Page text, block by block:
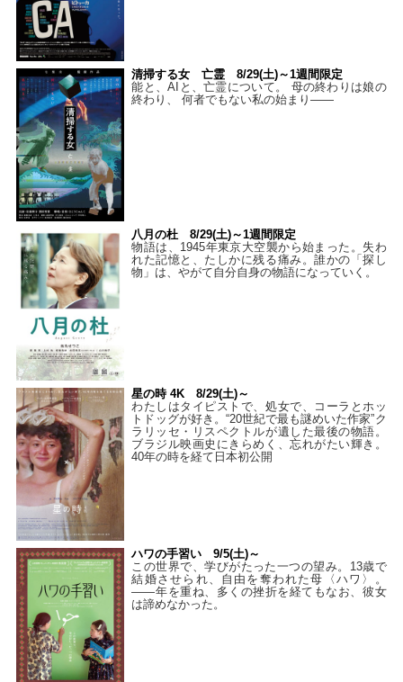
清掃する女 亡霊 8/29(土)～1週間限定
能と、AIと、亡霊について。 母の終わりは娘の
終わり、 何者でもない私の始まり――
八月の杜 8/29(土)～1週間限定
物語は、1945年東京大空襲から始まった。失わ
れた記憶と、たしかに残る痛み。誰かの「探し
物」は、やがて自分自身の物語になっていく。
星の時 4K 8/29(土)～
わたしはタイピストで、処⼥で、コーラとホッ
トドッグが好き。“20世紀で最も謎めいた作家”ク
ラリッセ・リスペクトルが遺した最後の物語。
ブラジル映画史にきらめく、忘れがたい輝き。
40年の時を経て⽇本初公開
ハワの手習い 9/5(土)～
この世界で、学びがたった一つの望み。13歳で
結婚させられ、自由を奪われた母〈ハワ〉。
——年を重ね、多くの挫折を経てもなお、彼女
は諦めなかった。